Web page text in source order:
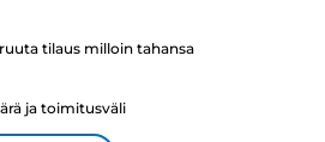
tilaus milloin tahansa
ja toimitusväli